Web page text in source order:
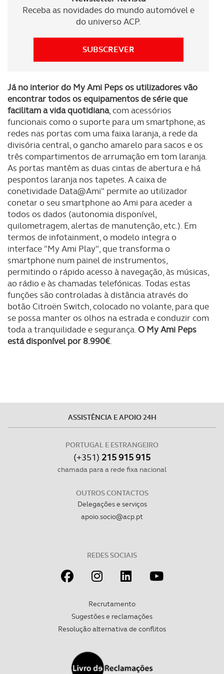
consentimento e quando tal se afigure estritamente
necessário no contexto dos serviços a prestar.
Realçamos que o bloqueio de certo tipo de Cookies e
tecnologias similares pode ter impacto na sua
experiência de navegação no Website e nos serviços
Consulte a política de cookies do site.
Receba as novidades do mundo automóvel e
do universo ACP.
SUBSCREVER
Já no interior do My Ami Peps os utilizadores vão
encontrar todos os equipamentos de série que
facilitam a vida quotidiana, com acessórios
funcionais como o suporte para um smartphone, as
redes nas portas com uma faixa laranja, a rede da
divisória central, o gancho amarelo para sacos e os
três compartimentos de arrumação em tom laranja.
As portas mantêm as duas cintas de abertura e há
pespontos laranja nos tapetes. A caixa de
conetividade Data@Ami" permite ao utilizador
conetar o seu smartphone ao Ami para aceder a
todos os dados (autonomia disponível,
quilometragem, alertas de manutenção, etc.). Em
termos de infotainment, o modelo integra o
interface "My Ami Play", que transforma o
smartphone num painel de instrumentos,
permitindo o rápido acesso à navegação, às músicas,
ao rádio e às chamadas telefónicas. Todas estas
funções são controladas à distância através do
botão Citroën Switch, colocado no volante, para que
se possa manter os olhos na estrada e conduzir com
toda a tranquilidade e segurança.O My Ami Peps
está disponível por 8.990€.
ASSISTÊNCIA E APOIO 24H
PORTUGAL E ESTRANGEIRO
(+351) 215 915 915
chamada para a rede fixa nacional
OUTROS CONTACTOS
Delegações e serviços
apoio.socio@acp.pt
REDES SOCIAIS
Recrutamento
Sugestões e reclamações
Resolução alternativa de conflitos